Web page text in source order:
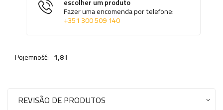
escolher um produto
Fazer uma encomenda por telefone:
+351 300 509 140
Pojemność: 1,8 l
REVISÃO DE PRODUTOS